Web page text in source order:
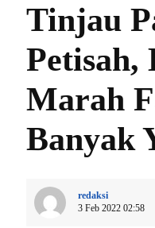
Tinjau
Petisah,
Marah
Banyak
redaksi
3 Feb 2022 02:58